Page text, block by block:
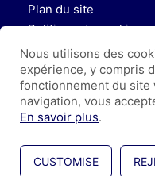
Plan du site
Politique de cookies
Politique de
Taxe d’apprentissage
Nous utilisons des
expérience, y compris
fonctionnement du site
navigation, vous
En savoir plus.
CUSTOMISE